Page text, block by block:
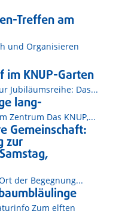
Treffen am
und Organisieren
im KNUP-Garten
Jubiläumsreihe: Das...
lang-
Zentrum Das KNUP,...
Gemeinschaft:
zur
der Begegnung...
Zum elften